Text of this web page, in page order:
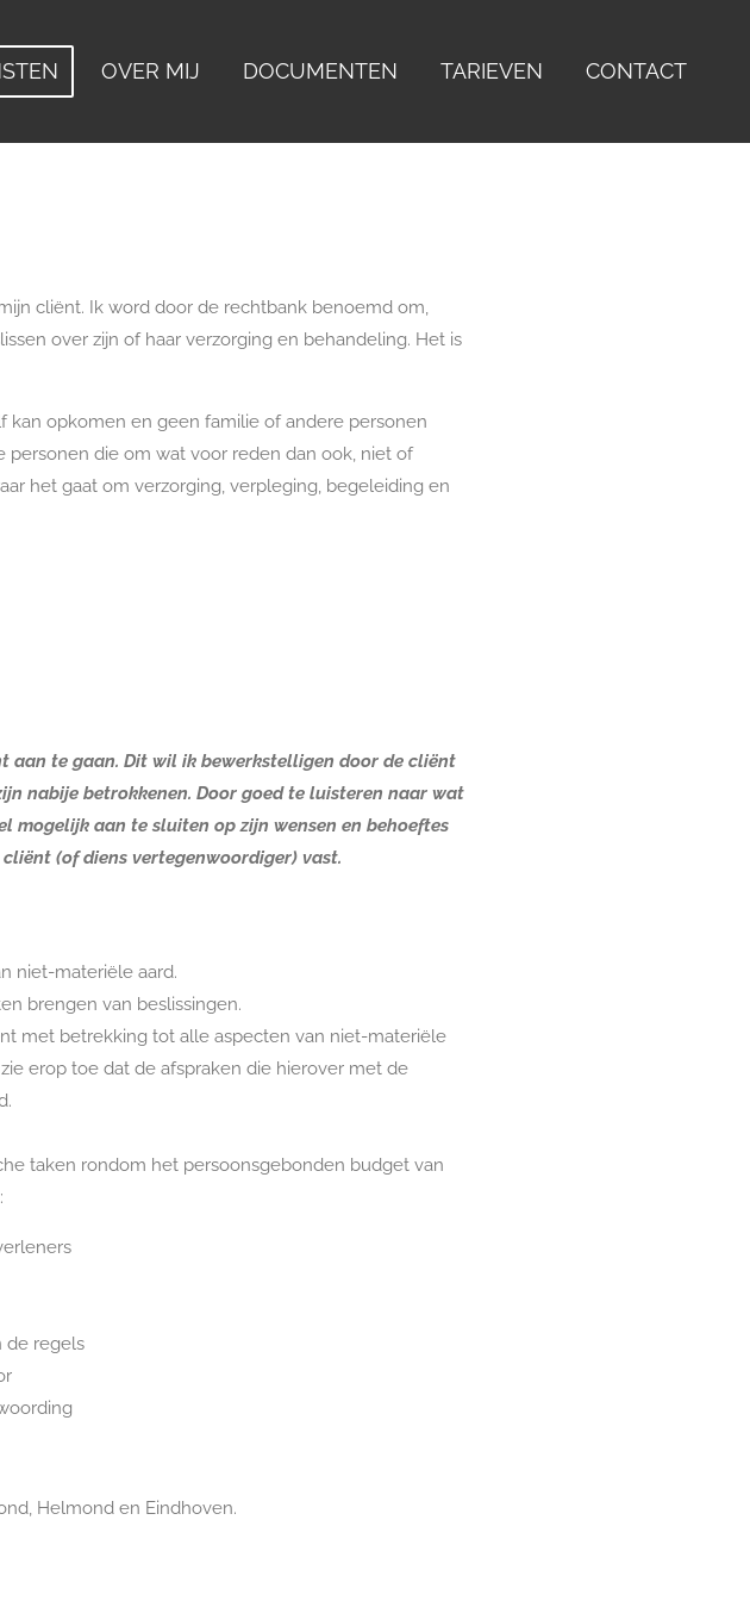
OVER MIJ DOCUMENTEN TARIEVEN CONTACT
cliënt. Ik word door de rechtbank benoemd om,
over zijn of haar verzorging en behandeling. Het is
kan opkomen en geen familie of andere personen
die om wat voor reden dan ook, niet of
het gaat om verzorging, verpleging, begeleiding en
aan te gaan. Dit wil ik bewerkstelligen door de cliënt
nabije betrokkenen. Door goed te luisteren naar wat
mogelijk aan te sluiten op zijn wensen en behoeftes
(of diens vertegenwoordiger) vast.
niet-materiële aard.
brengen van beslissingen.
met betrekking tot alle aspecten van niet-materiële
erop toe dat de afspraken die hierover met de
taken rondom het persoonsgebonden budget van
de regels
Helmond en Eindhoven.